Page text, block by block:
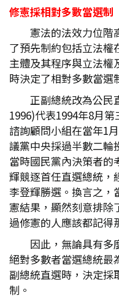
修憲採相對多數當選制
憲法的法效力位階
了預先制約包括立法權
主體及其程序與立法權
時決定了相對多數當選
正副總統改為公民
1996)代表1994年8月
諮詢顧問小組在當年1
議黨中央採過半數二輪
當時國民黨內決策者的
輝競逐首任直選總統，
李登輝勝選。換言之，
憲結果，顯然刻意排除
過修憲的人應該都記得
因此，無論具有多
絕對多數者當選總統最
副總統直選時，決定採
制。